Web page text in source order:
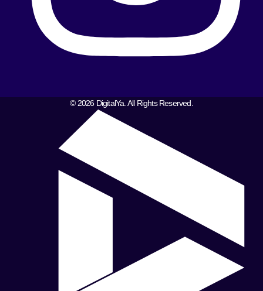
© 2026 DigitalYa. All Rights Reserved.